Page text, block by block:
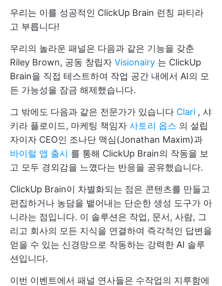
우리는 이를 성공적인 ClickUp Brain 런칭 파티라
고 부릅니다!
우리의 놀라운 패널은 다음과 같은 기능을 갖춘
Riley Brown, 공동 창립자 Visionairy 는 ClickUp
Brain을 직접 테스트하여 작업 공간 내에서 AI의 모
든 가능성을 잠금 해제했습니다.
그 밖에도 다음과 같은 전문가가 있습니다 Clari , 샤
키라 플로이드, 마케팅 책임자 사토리 옵스 의 설립
자이자 CEO인 조나단 맥심(Jonathan Maxim)과
바이럴 앱 출시 를 통해 ClickUp Brain의 작동을 보
고 모두 경외감을 느꼈다는 반응을 공유했습니다.
ClickUp Brain이 차별화되는 점은 콘텐츠를 만들고
편집하거나 농담을 뱉어내는 단순한 생성 도구가 아
니라는 점입니다. 이 솔루션은 작업, 문서, 사람, 그
리고 회사의 모든 지식을 연결하여 즉각적인 답변을
얻을 수 있는 신경망으로 작동하는 강력한 AI 솔루
션입니다.
이번 이벤트에서 패널 연사들은 수작업의 지루함에